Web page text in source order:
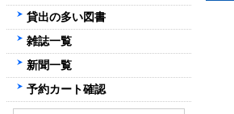
貸出の多い図書
雑誌一覧
新聞一覧
予約カート確認